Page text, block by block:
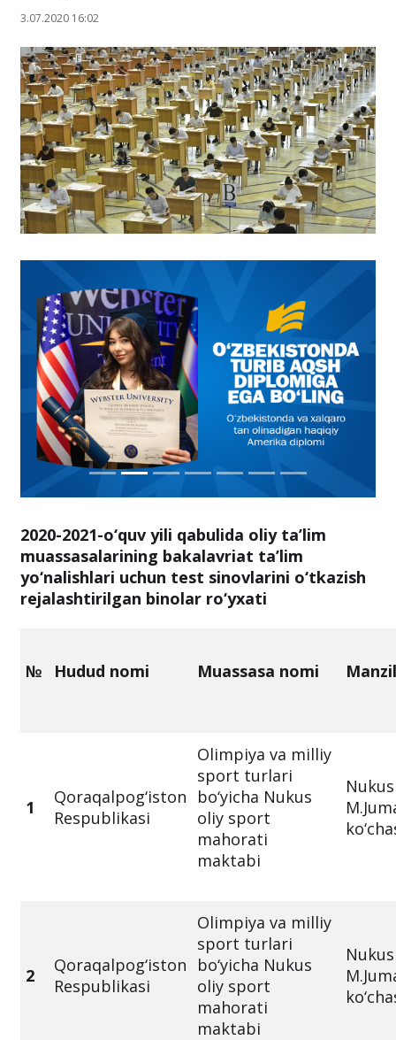
3.07.2020 16:02
2020-2021-o‘quv yili qabulida oliy ta’lim
muassasalarining bakalavriat ta’lim
yo‘nalishlari uchun test sinovlarini o‘tkazish
rejalashtirilgan binolar ro‘yxati
№ Hudud nomi Muassasa nomi Manzil
1
Qoraqalpog‘iston
Respublikasi
Olimpiya va milliy
sport turlari
bo‘yicha Nukus
oliy sport
mahorati
maktabi
2
Qoraqalpog‘iston
Respublikasi
Olimpiya va milliy
sport turlari
bo‘yicha Nukus
oliy sport
mahorati
maktabi